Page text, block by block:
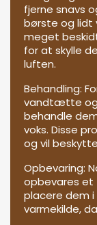
fjerne snavs
børste og lidt
meget
for at skylle
luften.
Behandling:
vandtætte og
behandle
voks. Disse
og vil
Opbevaring:
opbevares et
placere dem
varmekilde,